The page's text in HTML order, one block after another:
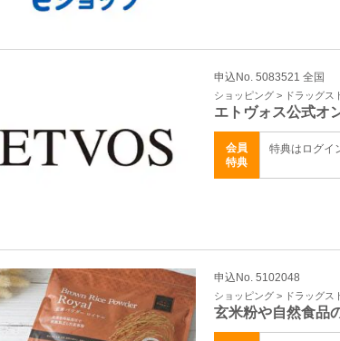
申込No. 5083521 全国
ショッピング > ドラッグス
エトヴォス公式オ
会員
特典
特典はログイ
申込No. 5102048
ショッピング > ドラッグス
玄米粉や自然食品